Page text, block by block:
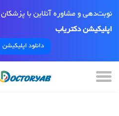
نوبت‌دهی و مشاوره آنلاین با
اپلیکیشن دکتریاب
دانلود اپلیکیشن